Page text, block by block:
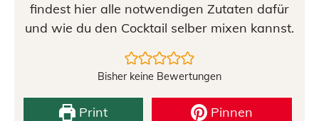
findest hier alle notwendigen Zutaten dafür
und wie du den Cocktail selber mixen kannst.
Bisher keine Bewertungen
Print Pinnen